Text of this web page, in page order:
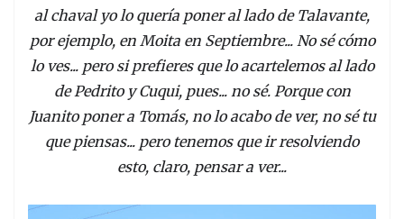
al chaval yo lo quería poner al lado de Talavante,
por ejemplo, en Moita en Septiembre... No sé cómo
lo ves... pero si prefieres que lo acartelemos al lado
de Pedrito y Cuqui, pues... no sé. Porque con
Juanito poner a Tomás, no lo acabo de ver, no sé tu
que piensas... pero tenemos que ir resolviendo
esto, claro, pensar a ver...